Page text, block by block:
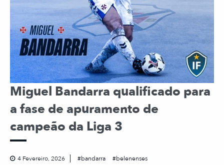
Miguel Bandarra qualificado para
a fase de apuramento de
campeão da Liga 3
4 Fevereiro, 2026 bandarra belenenses